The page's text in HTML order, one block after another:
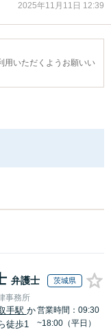
2025年11月11日 12:39
用いただくようお願いい
弁護士 茨城県
事務所
手駅 か
徒歩1
営業時間：09:30
~18:00（平日）